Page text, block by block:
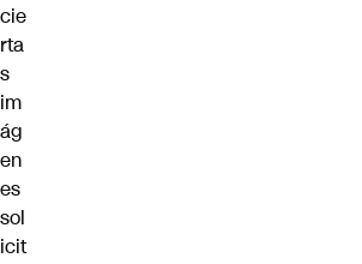
cie
rta
s
im
ág
en
es
sol
icit